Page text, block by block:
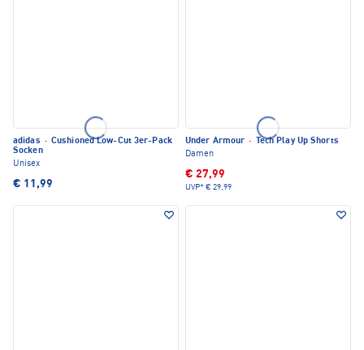
adidas · Cushioned Low-Cut 3er-Pack
Socken
Unisex
€ 11,99
Under Armour ·
Tech Play Up Shorts
Damen
€ 27,99
UVP* € 29,99